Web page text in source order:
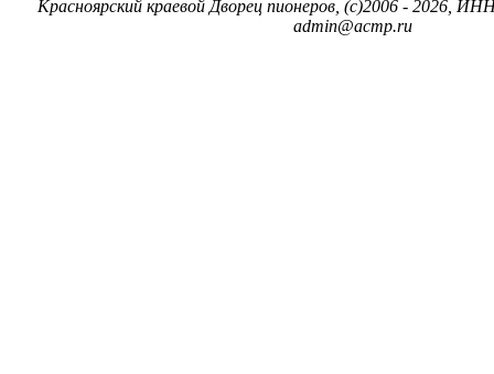
Красноярский краевой Дворец пионеров, (c)2006 - 2026,
admin@acmp.ru